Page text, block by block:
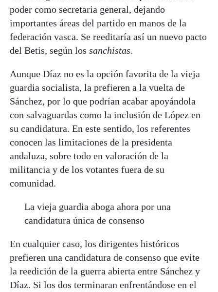
poder como secretaria general, dejando
importantes áreas del partido en manos de la
federación vasca. Se reeditaría así un nuevo pacto
del Betis, según los sanchistas.
Aunque Díaz no es la opción favorita de la vieja
guardia socialista, la prefieren a la vuelta de
Sánchez, por lo que podrían acabar apoyándola
con salvaguardas como la inclusión de López en
su candidatura. En este sentido, los referentes
conocen las limitaciones de la presidenta
andaluza, sobre todo en valoración de la
militancia y de los votantes fuera de su
comunidad.
La vieja guardia aboga ahora por una
candidatura única de consenso
En cualquier caso, los dirigentes históricos
prefieren una candidatura de consenso que evite
la reedición de la guerra abierta entre Sánchez y
Díaz. Si los dos terminaran enfrentándose en el